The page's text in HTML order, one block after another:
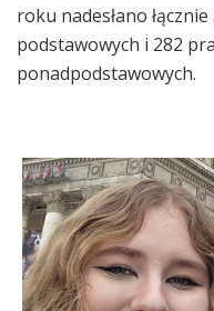
roku nadesłano
podstawowych i 282
ponadpodstawowych.